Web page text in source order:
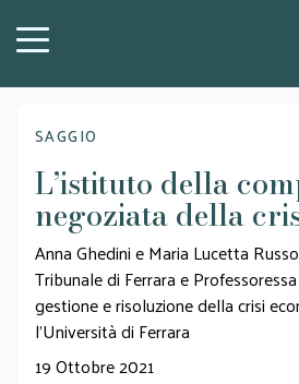
SAGGIO
L’istituto della
negoziata della
Anna Ghedini e Maria Lucetta
Tribunale di Ferrara e
gestione e risoluzione della crisi
l'Università di Ferrara
19 Ottobre 2021